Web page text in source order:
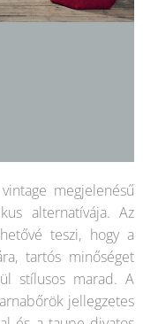
megjelenésű
alternatívája. Az
teszi, hogy a
tartós minőséget
stílusos marad. A
jellegzetes